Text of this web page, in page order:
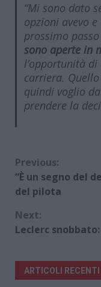
“Mi sono dato
opzioni avevo
prossimo
sono aperte in
l’opportunità
carriera.
quindi voglio
prendere la
Continue
Reading
Previous:
“È un segno del
del pilota
Next:
Leclerc
ARTICOLI RECENTI